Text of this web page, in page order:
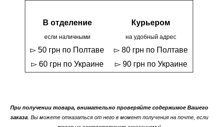
В отделение
если наличными
▻ 50 грн по Полтаве
▻ 60 грн по Украине
Курьером
на удобный адрес
▻ 80 грн по Полтаве
▻ 90 грн по Украине
При получении товара, внимательно проверяйте содержимое Вашего
заказа. Вы можете отказаться от него в момент получения на почте, если